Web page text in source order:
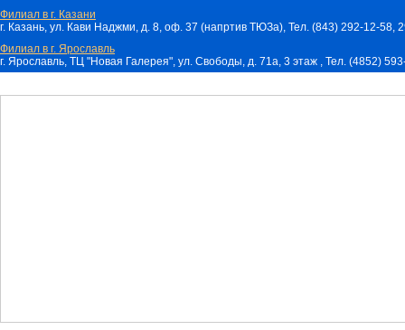
Филиал в г. Казани
г. Казань, ул. Кави Наджми, д. 8, оф. 37 (напртив ТЮЗа), Тел. (843) 292-12-
Филиал в г. Ярославль
г. Ярославль, ТЦ "Новая Галерея", ул. Свободы, д. 71a, 3 этаж , Тел. (4852)